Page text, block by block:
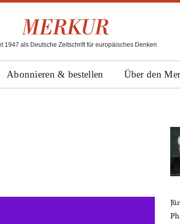
1947 als Deutsche Zeitschrift für europäisches Denken
Abonnieren & bestellen Über den